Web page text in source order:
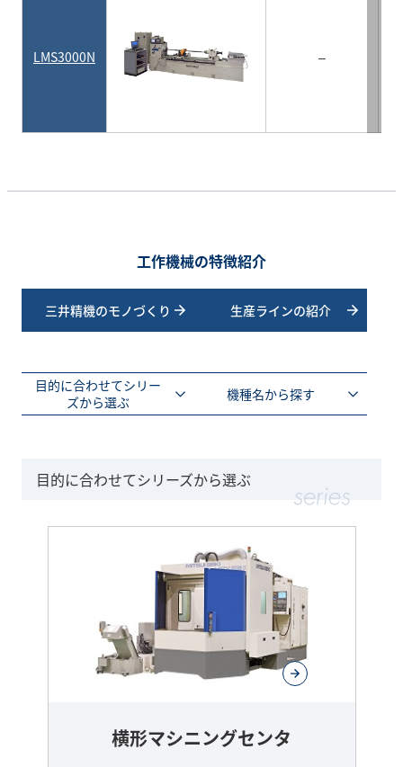
LMS3000N –
工作機械の特徴紹介
三井精機のモノづくり 生産ラインの紹介
目的に合わせてシリー
ズから選ぶ
機種名から探す
目的に合わせてシリーズから選ぶ
横形マシニングセンタ